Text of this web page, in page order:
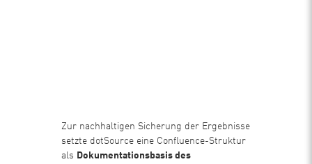
Zur nachhaltigen Sicherung der Ergebnisse
setzte dotSource eine Confluence-Struktur
als Dokumentationsbasis des